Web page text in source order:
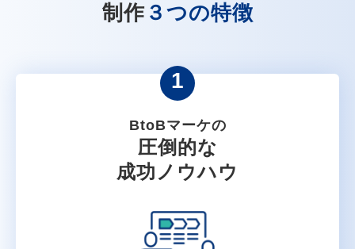
制作３つの特徴
1
BtoBマーケの
圧倒的な
成功ノウハウ